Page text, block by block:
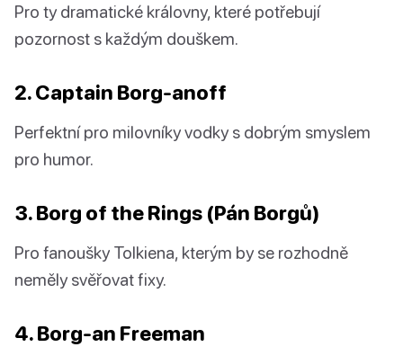
Pro ty dramatické královny, které potřebují
pozornost s každým douškem.
2. Captain Borg-anoff
Perfektní pro milovníky vodky s dobrým smyslem
pro humor.
3. Borg of the Rings (Pán Borgů)
Pro fanoušky Tolkiena, kterým by se rozhodně
neměly svěřovat fixy.
4. Borg-an Freeman